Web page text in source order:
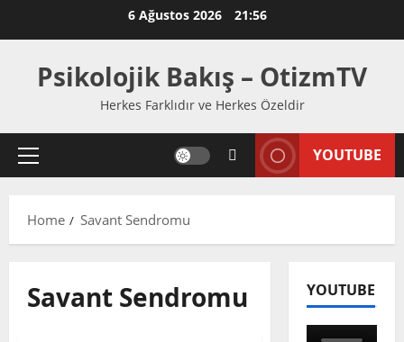
6 Ağustos 2026 21:56
Psikolojik Bakış – OtizmTV
Herkes Farklıdır ve Herkes Özeldir
Primary
YOUTUBE
Home Savant Sendromu
Savant Sendromu YOUTUBE